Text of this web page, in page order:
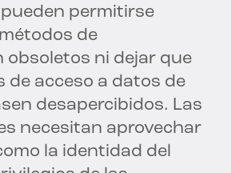
permitirse
de
obsoletos ni dejar que
de acceso a datos de
desapercibidos. Las
necesitan aprovechar
la identidad del